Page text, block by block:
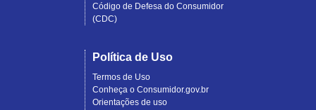
Código de Defesa do Consumidor
(CDC)
Política de Uso
Termos de Uso
Conheça o Consumidor.gov.br
Orientações de uso